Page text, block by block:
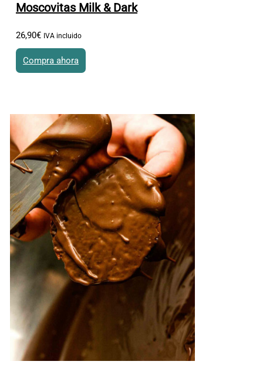
Moscovitas Milk & Dark
26,90€ IVA incluido
Compra ahora